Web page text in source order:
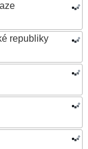
republiky